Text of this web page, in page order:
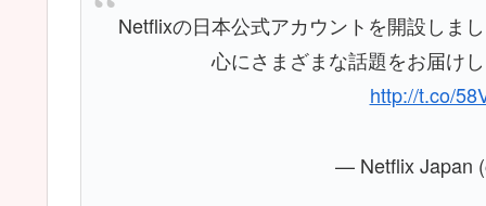
Netflixの日本公式アカウントを開設しま
心にさまざまな話題をお届け
http://t.co/
— Netflix Japan